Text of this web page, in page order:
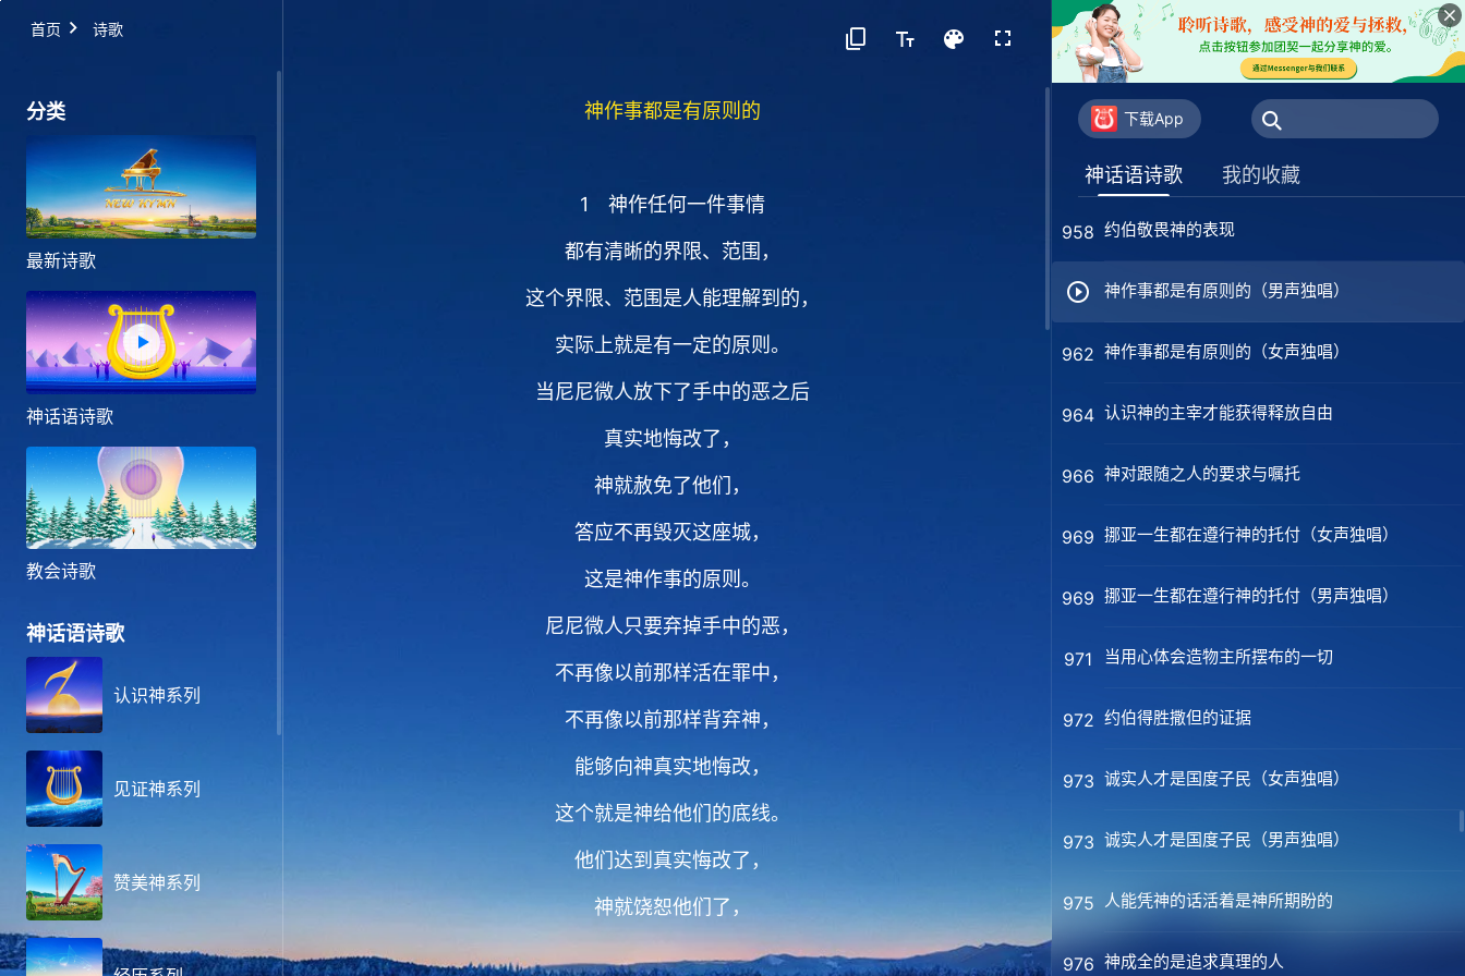
首页 诗歌
分类
最新诗歌
神话语诗歌
教会诗歌
神话语诗歌
认识神系列
见证神系列
赞美神系列
神作事都是有原则的
1 神作任何一件事情
都有清晰的界限、范围，
这个界限、范围是人能理解到的，
实际上就是有一定的原则。
当尼尼微人放下了手中的恶之后
真实地悔改了，
神就赦免了他们，
答应不再毁灭这座城，
这是神作事的原则。
尼尼微人只要弃掉手中的恶，
不再像以前那样活在罪中，
不再像以前那样背弃神，
能够向神真实地悔改，
这个就是神给他们的底线。
他们达到真实悔改了，
神就饶恕他们了，
神就饶恕他们了。
下载App
神话语诗歌 我的收藏
950 神喜爱的是诚实人
952 一切都有神的命定安排
954 神话语的威力与权柄
958 约伯敬畏神的表现
神作事都是有原则的（男声独唱）
962 神作事都是有原则的（女声独唱）
964 认识神的主宰才能获得释放自由
966 神对跟随之人的要求与嘱托
969 挪亚一生都在遵行神的托付（女声独唱）
969 挪亚一生都在遵行神的托付（男声独唱）
971 当用心体会造物主所摆布的一切
972 约伯得胜撒但的证据
973 诚实人才是国度子民（女声独唱）
973 诚实人才是国度子民（男声独唱）
975 人能凭神的话活着是神所期盼的
976 神成全的是追求真理的人